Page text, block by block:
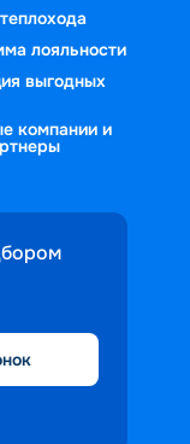
лояльности
выгодных
компании и